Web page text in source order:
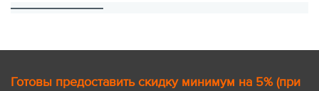
Готовы предоставить скидку минимум на 5% (при